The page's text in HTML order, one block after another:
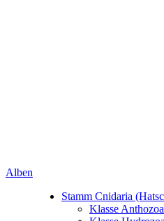
Alben
Stamm Cnidaria
Klasse